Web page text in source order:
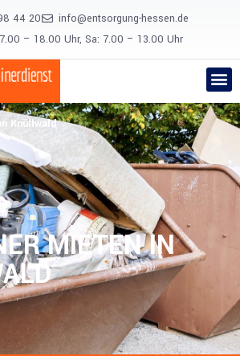
44 20
info@entsorgung-hessen.de
– 18.00 Uhr, Sa: 7.00 – 13.00 Uhr
Knüllwald
MIETEN IN